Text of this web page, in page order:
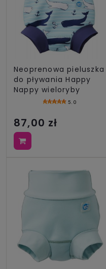
Neoprenowa pieluszka
do pływania Happy
Nappy wieloryby
5.0
87,00 zł